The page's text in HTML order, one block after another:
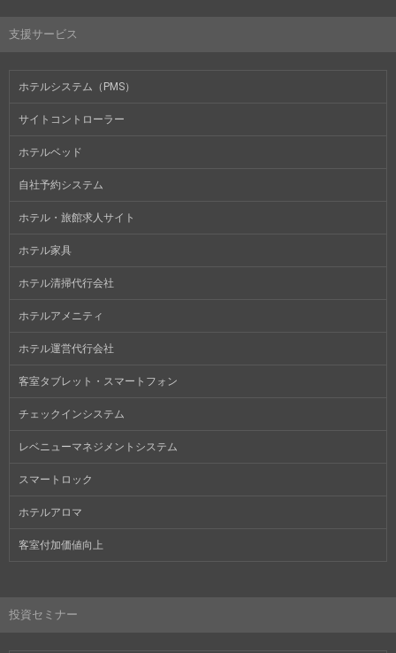
支援サービス
ホテルシステム（PMS）
サイトコントローラー
ホテルベッド
自社予約システム
ホテル・旅館求人サイト
ホテル家具
ホテル清掃代行会社
ホテルアメニティ
ホテル運営代行会社
客室タブレット・スマートフォン
チェックインシステム
レベニューマネジメントシステム
スマートロック
ホテルアロマ
客室付加価値向上
投資セミナー